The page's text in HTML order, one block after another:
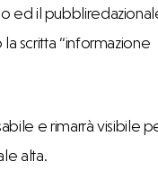
ed il
scritta “informazione
e rimarrà visibile
alta.